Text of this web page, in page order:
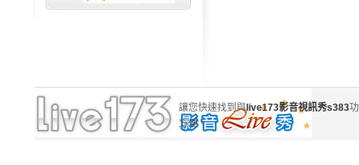
讓您快速找到與live173影音視訊秀s383
方便。